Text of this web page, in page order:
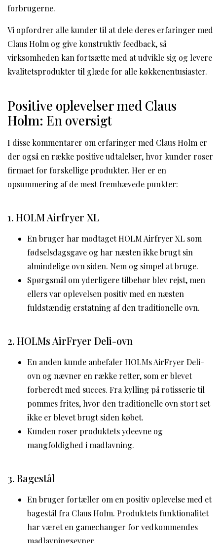
forbrugerne.
Vi opfordrer alle kunder til at dele deres erfaringer med
Claus Holm og give konstruktiv feedback, så
virksomheden kan fortsætte med at udvikle sig og levere
kvalitetsprodukter til glæde for alle køkkenentusiaster.
Positive oplevelser med Claus
Holm: En oversigt
I disse kommentarer om erfaringer med Claus Holm er
der også en række positive udtalelser, hvor kunder roser
firmaet for forskellige produkter. Her er en
opsummering af de mest fremhævede punkter:
1. HOLM Airfryer XL
En bruger har modtaget HOLM Airfryer XL som
fødselsdagsgave og har næsten ikke brugt sin
almindelige ovn siden. Nem og simpel at bruge.
Spørgsmål om yderligere tilbehør blev rejst, men
ellers var oplevelsen positiv med en næsten
fuldstændig erstatning af den traditionelle ovn.
2. HOLMs AirFryer Deli-ovn
En anden kunde anbefaler HOLMs AirFryer Deli-
ovn og nævner en række retter, som er blevet
forberedt med succes. Fra kylling på rotisserie til
pommes frites, hvor den traditionelle ovn stort set
ikke er blevet brugt siden købet.
Kunden roser produktets ydeevne og
mangfoldighed i madlavning.
3. Bagestål
En bruger fortæller om en positiv oplevelse med et
bagestål fra Claus Holm. Produktets funktionalitet
har været en gamechanger for vedkommendes
madlavningsevner.